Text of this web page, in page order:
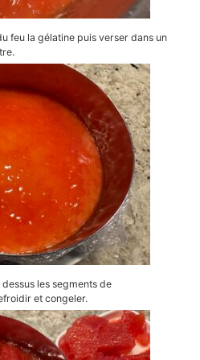
feu la gélatine puis verser dans un
dessus les segments de
et congeler.